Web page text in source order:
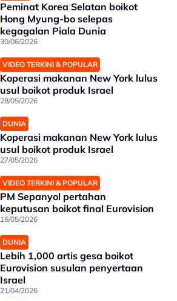
Peminat Korea Selatan boikot
Hong Myung-bo selepas
kegagalan Piala Dunia
30/06/2026
VIDEO TERKINI & POPULAR
Koperasi makanan New York lulus
usul boikot produk Israel
28/05/2026
DUNIA
Koperasi makanan New York lulus
usul boikot produk Israel
27/05/2026
VIDEO TERKINI & POPULAR
PM Sepanyol pertahan
keputusan boikot final Eurovision
16/05/2026
DUNIA
Lebih 1,000 artis gesa boikot
Eurovision susulan penyertaan
Israel
21/04/2026